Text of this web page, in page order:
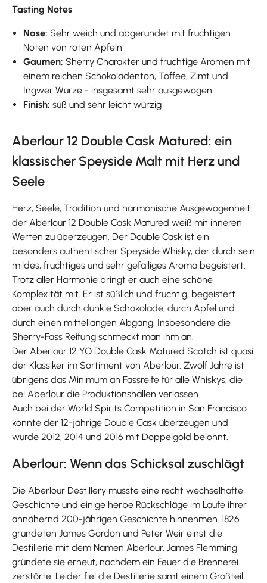
Tasting Notes
Nase: Sehr weich und abgerundet mit fruchtigen
Noten von roten Äpfeln
Gaumen: Sherry Charakter und fruchtige Aromen mit
einem reichen Schokoladenton, Toffee, Zimt und
Ingwer Würze - insgesamt sehr ausgewogen
Finish:süß und sehr leicht würzig
Aberlour 12 Double Cask Matured: ein
klassischer Speyside Malt mit Herz und
Seele
Herz, Seele, Tradition und harmonische Ausgewogenheit:
der Aberlour 12 Double Cask Matured weiß mit inneren
Werten zu überzeugen. Der Double Cask ist ein
besonders authentischer Speyside Whisky, der durch sein
mildes, fruchtiges und sehr gefälliges Aroma begeistert.
Trotz aller Harmonie bringt er auch eine schöne
Komplexität mit. Er ist süßlich und fruchtig, begeistert
aber auch durch dunkle Schokolade, durch Äpfel und
durch einen mittellangen Abgang. Insbesondere die
Sherry-Fass Reifung schmeckt man ihm an.
Der Aberlour 12 YO Double Cask Matured Scotch ist quasi
der Klassiker im Sortiment von Aberlour. Zwölf Jahre ist
übrigens das Minimum an Fassreife für alle Whiskys, die
bei Aberlour die Produktionshallen verlassen.
Auch bei der World Spirits Competition in San Francisco
konnte der 12-jährige Double Cask überzeugen und
wurde 2012, 2014 und 2016 mit Doppelgold belohnt.
Aberlour: Wenn das Schicksal zuschlägt
Die Aberlour Destillery musste eine recht wechselhafte
Geschichte und einige herbe Rückschläge im Laufe ihrer
annähernd 200-jährigen Geschichte hinnehmen. 1826
gründeten James Gordon und Peter Weir einst die
Destillerie mit dem Namen Aberlour, James Flemming
gründete sie erneut, nachdem ein Feuer die Brennerei
zerstörte. Leider fiel die Destillerie samt einem Großteil